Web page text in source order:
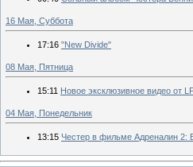
16 Мая, Суббота
17:16 "New Divide"
08 Мая, Пятница
15:11 Новое эксклюзивное видео от
04 Мая, Понедельник
13:15 Честер в фильме Адреналин 2: